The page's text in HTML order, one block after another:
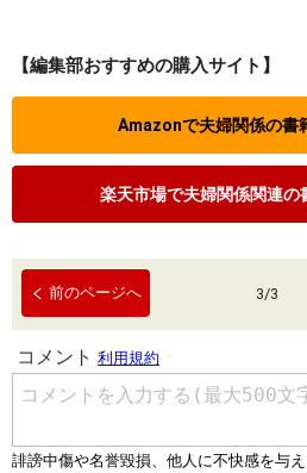
【編集部おすすめの購入サイト】
Amazonで夫婦関係の書
楽天市場で夫婦関係関連の
前のページへ 3/3